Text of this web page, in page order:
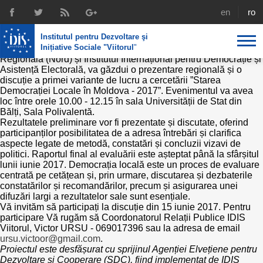
english
Institutul pentru Dezvoltare şi
Inițiative Sociale "Viitorul "
About us
Profile
Recruting
Chairman's legacy
Signed agreements
Team
Letters of thanks
IDIS expertise
Reintegration policies
Economic policies
Public procurement course support
Social policies
Investigations in public procurement
Regional policy
Media
Library
Broadcast
Starea Democrației Locale în Moldova -
2017
În data de 15 iunie 2017, Institutul pentru Dezvoltare și Inițiative
Sociale ”Viitorul”, în cooperare cu Agenția pentru Dezvoltare
Regională (Nord) și Institutul Internațional pentru Democrație și
Asistență Electorală, va găzdui o prezentare regională și o
discuție a primei variante de lucru a cercetării ”Starea
Democrației Locale în Moldova - 2017”. Evenimentul va avea
loc între orele 10.00 - 12.15 în sala Universității de Stat din
Bălți, Sala Polivalentă.
Rezultatele preliminare vor fi prezentate și discutate, oferind
participanților posibilitatea de a adresa întrebări și clarifica
aspecte legate de metodă, constatări și concluzii vizavi de
politici. Raportul final al evaluării este așteptat până la sfârșitul
lunii iunie 2017. Democrația locală este un proces de evaluare
centrată pe cetățean și, prin urmare, discutarea și dezbaterile
constatărilor și recomandărilor, precum și asigurarea unei
difuzări largi a rezultatelor sale sunt esențiale.
Vă invităm să participați la discuție din 15 iunie 2017. Pentru
participare Vă rugăm să Coordonatorul Relații Publice IDIS
Viitorul, Victor URSU - 069017396 sau la adresa de email
ursu.victoor@gmail.com.
Proiectul este desfășurat cu sprijinul Agenției Elvețiene pentru
Dezvoltare și Cooperare (SDC), fiind implementat de IDIS